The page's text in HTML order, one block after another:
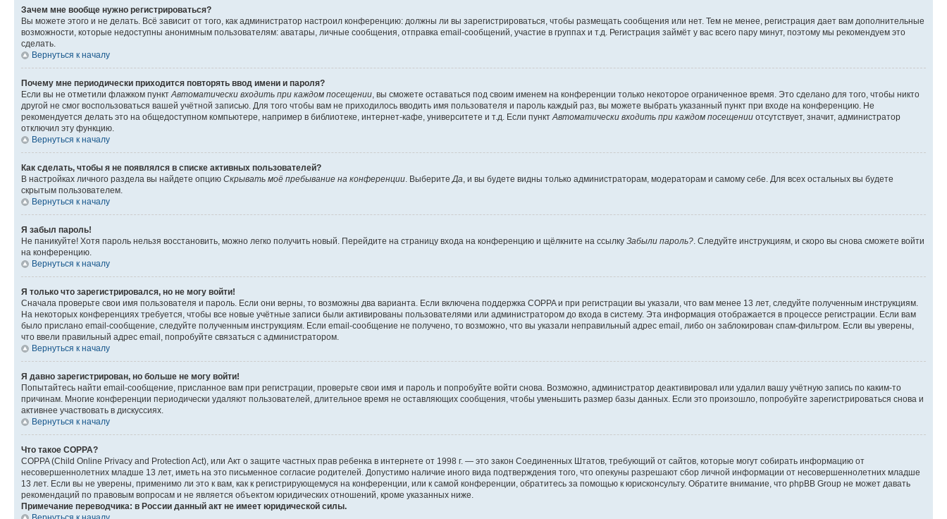
Зачем мне вообще нужно регистрироваться?
Вы можете этого и не делать. Всё зависит от того, как администратор настроил конференцию: должны ли вы зарегистрироваться, чтобы размещать сообщения или нет. Тем не менее, регистрация дает вам дополнительные
возможности, которые недоступны анонимным пользователям: аватары, личные сообщения, отправка email-сообщений, участие в группах и т.д. Регистрация займёт у вас всего пару минут, поэтому мы рекомендуем это
сделать.
Вернуться к началу
Почему мне периодически приходится повторять ввод имени и пароля?
Если вы не отметили флажком пункт Автоматически входить при каждом посещении , вы сможете оставаться под своим именем на конференции только некоторое ограниченное время. Это сделано для того, чтобы никто
другой не смог воспользоваться вашей учётной записью. Для того чтобы вам не приходилось вводить имя пользователя и пароль каждый раз, вы можете выбрать указанный пункт при входе на конференцию. Не
рекомендуется делать это на общедоступном компьютере, например в библиотеке, интернет-кафе, университете и т.д. Если пункт Автоматически входить при каждом посещении отсутствует, значит, администратор
отключил эту функцию.
Вернуться к началу
Как сделать, чтобы я не появлялся в списке активных пользователей?
В настройках личного раздела вы найдете опцию Скрывать моё пребывание на конференции . Выберите Да , и вы будете видны только администраторам, модераторам и самому себе. Для всех остальных вы будете
скрытым пользователем.
Вернуться к началу
Я забыл пароль!
Не паникуйте! Хотя пароль нельзя восстановить, можно легко получить новый. Перейдите на страницу входа на конференцию и щёлкните на ссылку Забыли пароль? . Следуйте инструкциям, и скоро вы снова сможете войти
на конференцию.
Вернуться к началу
Я только что зарегистрировался, но не могу войти!
Сначала проверьте свои имя пользователя и пароль. Если они верны, то возможны два варианта. Если включена поддержка COPPA и при регистрации вы указали, что вам менее 13 лет, следуйте полученным инструкциям.
На некоторых конференциях требуется, чтобы все новые учётные записи были активированы пользователями или администратором до входа в систему. Эта информация отображается в процессе регистрации. Если вам
было прислано email-сообщение, следуйте полученным инструкциям. Если email-сообщение не получено, то возможно, что вы указали неправильный адрес email, либо он заблокирован спам-фильтром. Если вы уверены,
что ввели правильный адрес email, попробуйте связаться с администратором.
Вернуться к началу
Я давно зарегистрирован, но больше не могу войти!
Попытайтесь найти email-сообщение, присланное вам при регистрации, проверьте свои имя и пароль и попробуйте войти снова. Возможно, администратор деактивировал или удалил вашу учётную запись по каким-то
причинам. Многие конференции периодически удаляют пользователей, длительное время не оставляющих сообщения, чтобы уменьшить размер базы данных. Если это произошло, попробуйте зарегистрироваться снова и
активнее участвовать в дискуссиях.
Вернуться к началу
Что такое COPPA?
COPPA (Child Online Privacy and Protection Act), или Акт о защите частных прав ребенка в интернете от 1998 г. — это закон Соединенных Штатов, требующий от сайтов, которые могут собирать информацию от
несовершеннолетних младше 13 лет, иметь на это письменное согласие родителей. Допустимо наличие иного вида подтверждения того, что опекуны разрешают сбор личной информации от несовершеннолетних младше
13 лет. Если вы не уверены, применимо ли это к вам, как к регистрирующемуся на конференции, или к самой конференции, обратитесь за помощью к юрисконсульту. Обратите внимание, что phpBB Group не может давать
рекомендаций по правовым вопросам и не является объектом юридических отношений, кроме указанных ниже.
Примечание переводчика: в России данный акт не имеет юридической силы.